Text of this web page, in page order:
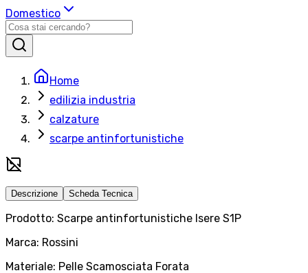
Domestico
Home
edilizia industria
calzature
scarpe antinfortunistiche
Descrizione Scheda Tecnica
Prodotto: Scarpe antinfortunistiche Isere S1P
Marca: Rossini
Materiale: Pelle Scamosciata Forata